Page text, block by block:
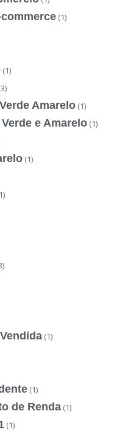
(1)
(1)
Amarelo (1)
e Amarelo (1)
(1)
(1)
(1)
de Renda (1)
(1)